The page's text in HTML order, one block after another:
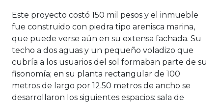
Este proyecto costó 150 mil pesos y el inmueble
fue construido con piedra tipo arenisca marina,
que puede verse aún en su extensa fachada. Su
techo a dos aguas y un pequeño voladizo que
cubría a los usuarios del sol formaban parte de su
fisonomía; en su planta rectangular de 100
metros de largo por 12.50 metros de ancho se
desarrollaron los siguientes espacios: sala de